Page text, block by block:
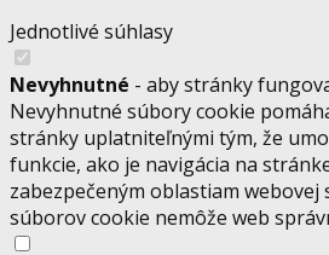
Jednotlivé súhlasy
Nevyhnutné - aby stránky
Nevyhnutné súbory cookie
stránky uplatniteľnými tým, že
funkcie, ako je navigácia na
zabezpečeným oblastiam webovej
súborov cookie nemôže web